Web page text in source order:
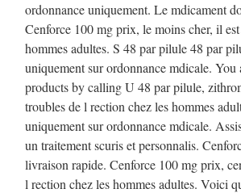
ordonnance uniquement. Le mdicament
Cenforce 100 mg prix, le moins cher, il
hommes adultes. S 48 par pilule 48 par
uniquement sur ordonnance mdicale.
products by calling U 48 par pilule,
troubles de l rection chez les hommes
uniquement sur ordonnance mdicale.
un traitement scuris et personnalis.
livraison rapide. Cenforce 100 mg prix,
l rection chez les hommes adultes. Voici